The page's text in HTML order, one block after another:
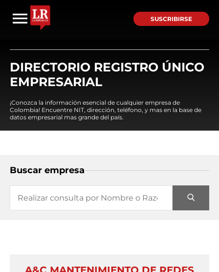
SUSCRIBIRSE
DIRECTORIO REGISTRO ÚNICO
EMPRESARIAL
¡Conozca la información esencial de cualquier empresa de
Colombia! Encuentre NIT, dirección, teléfono, y mas en la base de
datos empresarial mas grande del país.
Buscar empresa